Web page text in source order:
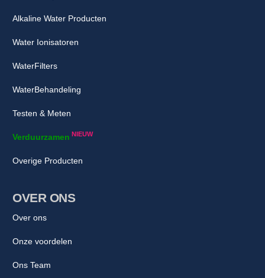
Alkaline Water Producten
Water Ionisatoren
WaterFilters
WaterBehandeling
Testen & Meten
Verduurzamen NIEUW
Overige Producten
OVER ONS
Over ons
Onze voordelen
Ons Team